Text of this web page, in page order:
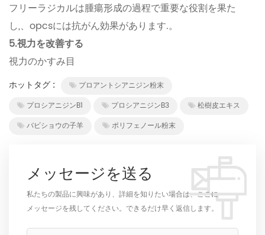
フリーラジカルは腫瘍形成の過程で重要な役割を果た
し,、opcsには抗がん効果があります.。
5.視力を改善する
視力のかすみ目
ホットタグ :
プロアントシアニジン粉末
プロシアニジンB1
プロシアニジンB3
松樹皮エキス
バビショウの子羊
ポリフェノール粉末
メッセージを送る
私たちの製品に興味があり、詳細を知りたい場合は、ここに
メッセージを残してください。できるだけ早く返信します。